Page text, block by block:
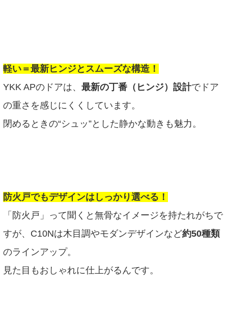
軽い＝最新ヒンジとスムーズな構造！
YKK APのドアは、 最新の丁番（ヒンジ）設計でドア
の重さを感じにくくしています。
閉めるときの“シュッ”とした静かな動きも魅力。
防火戸でもデザインはしっかり選べる！
「防火戸」って聞くと無骨なイメージを持たれがちで
すが、C10Nは木目調やモダンデザインなど約50種類
のラインアップ。
見た目もおしゃれに仕上がるんです。